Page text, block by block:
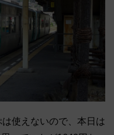
使えないので、本日は